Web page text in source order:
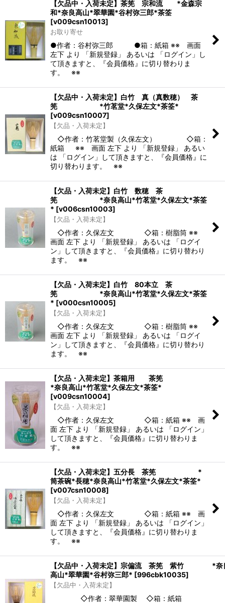
【欠品中・入荷未定】茶筅 宗和流 *金森宗
和*奈良高山*翠華園*谷村弥三郎*茶筌
[v009csn10013]
お取り寄せ
●作者：谷村弥三郎 ●箱：紙箱 ※※ 画面
左下 より 「新規登録」 あるいは 「ログイン」し
て頂きますと、『会員価格』に切り替わりま
す。 ※※
【欠品中・入荷未定】白竹 真（真数穂） 茶
筅 *竹茗堂*久保左文*茶筌*
[v009csn10007]
【欠品・入荷未定】
◇作者：竹茗堂製（久保左文） ◇箱：
紙箱 ※※ 画面 左下 より 「新規登録」 あるい
は 「ログイン」して頂きますと、『会員価格』に
切り替わります。 ※※
【欠品・入荷未定】白竹 数穂 茶
筅 *奈良高山*竹茗堂*久保左文*茶筌
* [v006csn10003]
【欠品・入荷未定】
◇作者：久保左文 ◇箱：樹脂筒 ※※
画面 左下 より 「新規登録」 あるいは 「ログイ
ン」して頂きますと、『会員価格』に切り替わり
ます。 ※※
【欠品・入荷未定】白竹 80本立 茶
筅 *奈良高山*竹茗堂*久保左文*茶筌
* [v000csn10005]
【欠品・入荷未定】
◇作者：久保左文 ◇箱：樹脂筒 ※※
画面 左下 より 「新規登録」 あるいは 「ログイ
ン」して頂きますと、『会員価格』に切り替わり
ます。 ※※
【欠品・入荷未定】茶箱用 茶筅
*奈良高山*竹茗堂*久保左文*茶筌*
[v009csn10004]
【欠品・入荷未定】
◇作者：久保左文 ◇箱：紙箱 ※※ 画
面 左下 より 「新規登録」 あるいは 「ログイン」
して頂きますと、『会員価格』に切り替わりま
す。 ※※
【欠品・入荷未定】五分長 茶筅 *
筒茶碗*長穂*奈良高山*竹茗堂*久保左文*茶筌*
[v007csn10008]
【欠品・入荷未定】
◇作者：久保左文 ◇箱：紙箱 ※※ 画
面 左下 より 「新規登録」 あるいは 「ログイン」
して頂きますと、『会員価格』に切り替わりま
す。 ※※
【欠品中・入荷未定】宗偏流 茶筅 紫竹 *奈
高山*翠華園*谷村弥三郎* [996cbk10035]
【欠品中・入荷未定】
◇作者：翠華園製 ◇箱：紙箱